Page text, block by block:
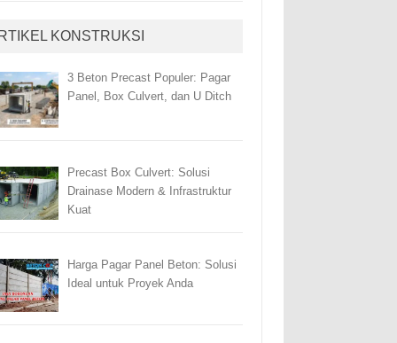
KONSTRUKSI
3 Beton Precast Populer: Pagar
Panel, Box Culvert, dan U Ditch
Precast Box Culvert: Solusi
Drainase Modern & Infrastruktur
Kuat
Harga Pagar Panel Beton: Solusi
Ideal untuk Proyek Anda